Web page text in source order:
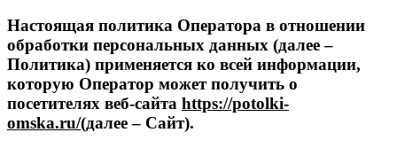
Настоящая политика Оператора в отношении
обработки персональных данных (далее –
Политика) применяется ко всей информации,
которую Оператор может получить о
посетителях веб-сайта https://potolki-
omska.ru/(далее – Сайт).